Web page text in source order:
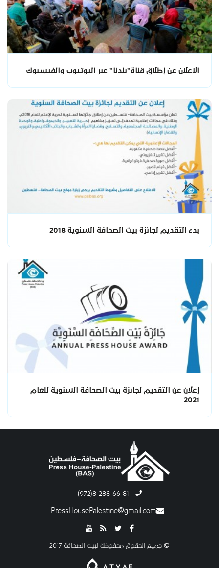
الاعلان عن إطلاق قناة"بلدنا" عبر اليوتيوب والفيسبوك
بدء التقديم لجائزة بيت الصحافة السنوية 2018
إعلان عن التقديم لجائزة بيت الصحافة السنوية للعام
2021
-8-288-66-81(972)
PressHousePalestine@gmail.com
© جميع الحقوق محفوظة لبيت الصحافة 2017